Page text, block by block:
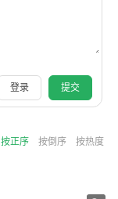
登录 提交
按正序 按倒序 按热度